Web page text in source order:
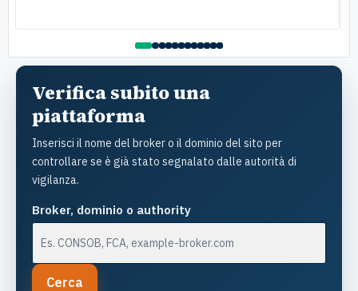
Verifica subito una
piattaforma
Inserisci il nome del broker o il dominio del sito per
controllare se è già stato segnalato dalle autorità di
vigilanza.
Broker, dominio o authority
Cerca